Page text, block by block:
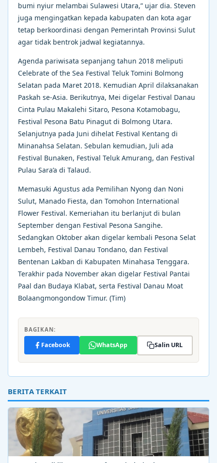
bumi nyiur melambai Sulawesi Utara,” ujar dia. Steven
juga mengingatkan kepada kabupaten dan kota agar
tetap berkoordinasi dengan Pemerintah Provinsi Sulut
agar tidak bentrok jadwal kegiatannya.
Agenda pariwisata sepanjang tahun 2018 meliputi
Celebrate of the Sea Festival Teluk Tomini Bolmong
Selatan pada Maret 2018. Kemudian April dilaksanakan
Paskah se-Asia. Berikutnya, Mei digelar Festival Danau
Cinta Pulau Makalehi Sitaro, Pesona Kotamobagu,
Festival Pesona Batu Pinagut di Bolmong Utara.
Selanjutnya pada Juni dihelat Festival Kentang di
Minanahsa Selatan. Sebulan kemudian, Juli ada
Festival Bunaken, Festival Teluk Amurang, dan Festival
Pulau Sara’a di Talaud.
Memasuki Agustus ada Pemilihan Nyong dan Noni
Sulut, Manado Fiesta, dan Tomohon International
Flower Festival. Kemeriahan itu berlanjut di bulan
September dengan Festival Pesona Sangihe.
Sedangkan Oktober akan digelar kembali Pesona Selat
Lembeh, Festival Danau Tondano, dan Festival
Bentenan Lakban di Kabupaten Minahasa Tenggara.
Terakhir pada November akan digelar Festival Pantai
Paal dan Budaya Klabat, serta Festival Danau Moat
Bolaangmongondow Timur. (Tim)
BAGIKAN:
Facebook WhatsApp Salin URL
BERITA TERKAIT